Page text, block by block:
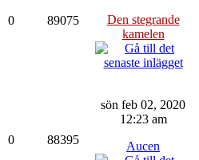
0 89075
Den stegrande
kamelen
0 88395
sön feb 02, 2020
12:23 am
Aucen